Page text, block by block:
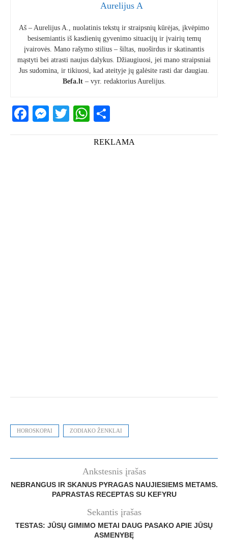
Aurelijus A
Aš – Aurelijus A., nuolatinis tekstų ir straipsnių kūrėjas, įkvėpimo
besisemiantis iš kasdienių gyvenimo situacijų ir įvairių temų
įvairovės. Mano rašymo stilius – šiltas, nuoširdus ir skatinantis
mąstyti bei atrasti naujus dalykus. Džiaugiuosi, jei mano straipsniai
Jus sudomina, ir tikiuosi, kad ateityje jų galėsite rasti dar daugiau.
Befa.lt– vyr. redaktorius Aurelijus.
Facebook
Messenger
TwitterWhatsApp
REKLAMA
HOROSKOPAI ZODIAKO ŽENKLAI
Ankstesnis įrašas
NEBRANGUS IR SKANUS PYRAGAS NAUJIESIEMS METAMS.
PAPRASTAS RECEPTAS SU KEFYRU
Sekantis įrašas
TESTAS: JŪSŲ GIMIMO METAI DAUG PASAKO APIE JŪSŲ
ASMENYBĘ